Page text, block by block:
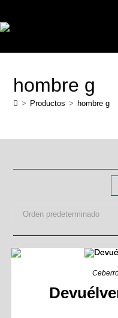
hombre g
> Productos > hombre g
Orden predeterminado